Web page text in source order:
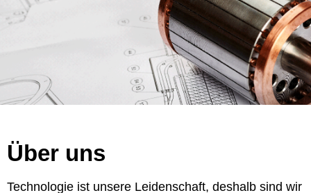
Über uns
Technologie ist unsere Leidenschaft, deshalb sind wir